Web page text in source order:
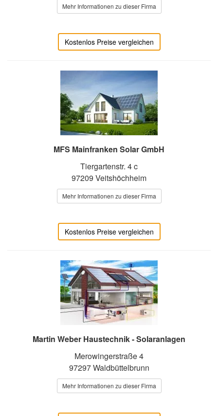
Mehr Informationen zu dieser Firma
Kostenlos Preise vergleichen
MFS Mainfranken Solar GmbH
Tiergartenstr. 4 c
97209 Veitshöchheim
Mehr Informationen zu dieser Firma
Kostenlos Preise vergleichen
Martin Weber Haustechnik - Solaranlagen
Merowingerstraße 4
97297 Waldbüttelbrunn
Mehr Informationen zu dieser Firma